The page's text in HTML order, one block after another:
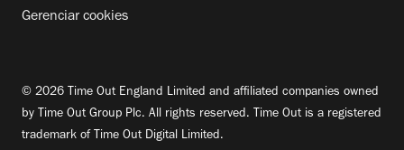
Gerenciar cookies
© 2026 Time Out England Limited and affiliated companies owned
by Time Out Group Plc. All rights reserved. Time Out is a registered
trademark of Time Out Digital Limited.